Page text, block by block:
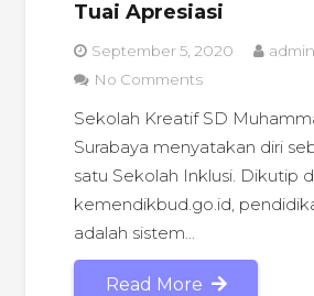
Tuai Apresiasi
September 5, 2020
admin
No Comments
Sekolah Kreatif SD
Surabaya menyatakan diri
satu Sekolah Inklusi. Dikutip
kemendikbud.go.id,
adalah sistem…
Read More